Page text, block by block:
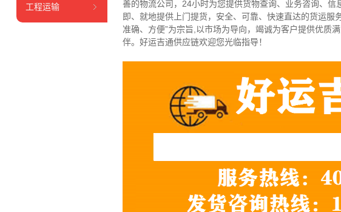
善的物流公司，24小时为您提供货物查询、业务咨询、
即、就地提供上门提货，安全、可靠、快速直达的货运服
准确、方便”为宗旨,以市场为导向，竭诚为客户提供优质
伴。好运吉通供应链欢迎您光临指导！
工程运输